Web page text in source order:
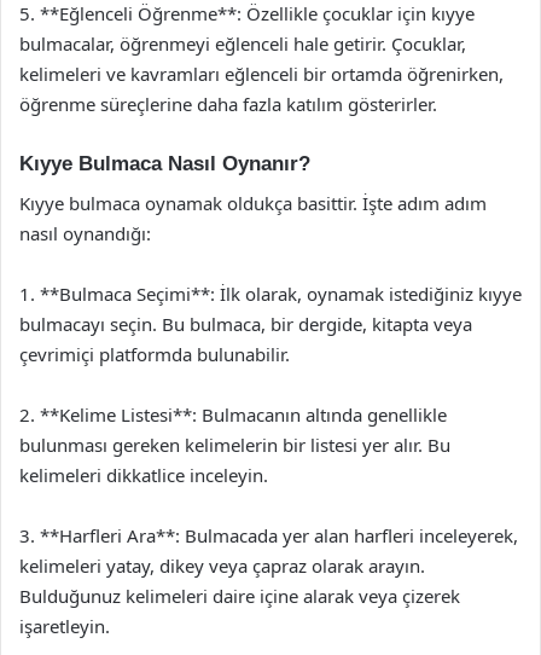
5. **Eğlenceli Öğrenme**: Özellikle çocuklar için kıyye
bulmacalar, öğrenmeyi eğlenceli hale getirir. Çocuklar,
kelimeleri ve kavramları eğlenceli bir ortamda öğrenirken,
öğrenme süreçlerine daha fazla katılım gösterirler.
Kıyye Bulmaca Nasıl Oynanır?
Kıyye bulmaca oynamak oldukça basittir. İşte adım adım
nasıl oynandığı:
1. **Bulmaca Seçimi**: İlk olarak, oynamak istediğiniz kıyye
bulmacayı seçin. Bu bulmaca, bir dergide, kitapta veya
çevrimiçi platformda bulunabilir.
2. **Kelime Listesi**: Bulmacanın altında genellikle
bulunması gereken kelimelerin bir listesi yer alır. Bu
kelimeleri dikkatlice inceleyin.
3. **Harfleri Ara**: Bulmacada yer alan harfleri inceleyerek,
kelimeleri yatay, dikey veya çapraz olarak arayın.
Bulduğunuz kelimeleri daire içine alarak veya çizerek
işaretleyin.